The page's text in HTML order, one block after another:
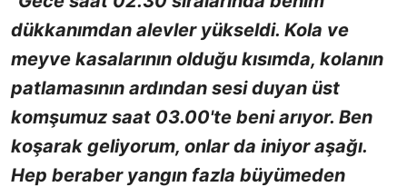
dükkanımdan alevler yükseldi. Kola ve
meyve kasalarının olduğu kısımda, kolanın
patlamasının ardından sesi duyan üst
komşumuz saat 03.00'te beni arıyor. Ben
koşarak geliyorum, onlar da iniyor aşağı.
Hep beraber yangın fazla büyümeden